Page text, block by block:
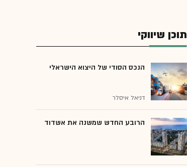
תוכן שיווקי
הנכס הסודי של היצוא הישראלי
דניאל איסלר
הרובע החדש שמשנה את אשדוד